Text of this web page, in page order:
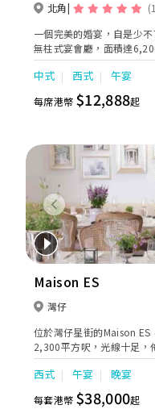
北角
一個完美的婚宴，自是少
無柱式宴會廳，面積達
宴會廳備有特別燈光效 果
可容納600人之雞尾酒會，
分為兩個宴會空間，迎合
積為2,099平方呎，是一個
中式 西式 午宴
每席港幣 $12,888起
Previous
Maison ES
灣仔
位於灣仔星街的Maison
2,300平方呎，光線十足，
藝術珍品及古典傢俱，例
個空間洋溢著法式復古韻
包場舉行證婚酒會及小型婚
西式 午宴 晚宴
每套港幣 $38,000起